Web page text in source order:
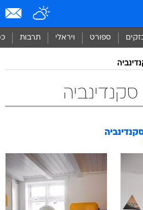
ספורט ויראלי תרבות